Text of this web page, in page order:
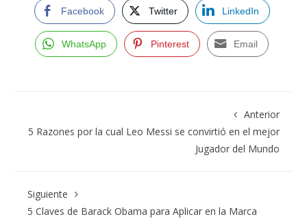
Facebook Twitter LinkedIn
WhatsApp Pinterest Email
Anterior
5 Razones por la cual Leo Messi se convirtió en el mejor
Jugador del Mundo
Siguiente
5 Claves de Barack Obama para Aplicar en la Marca